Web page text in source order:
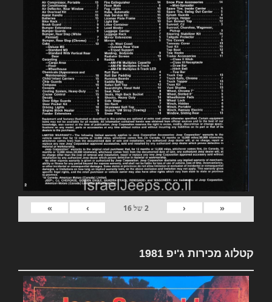
«
‹
2של16
›
»
קטלוג מכירות ג'יפ 1981